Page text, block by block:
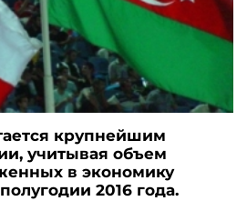
крупнейшим
учитывая объем
в экономику
2016 года.